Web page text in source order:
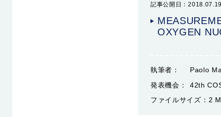
記事公開日：
OXYGEN
執筆者：
Paolo
発表機会：
42th
ファイルサイズ： 2